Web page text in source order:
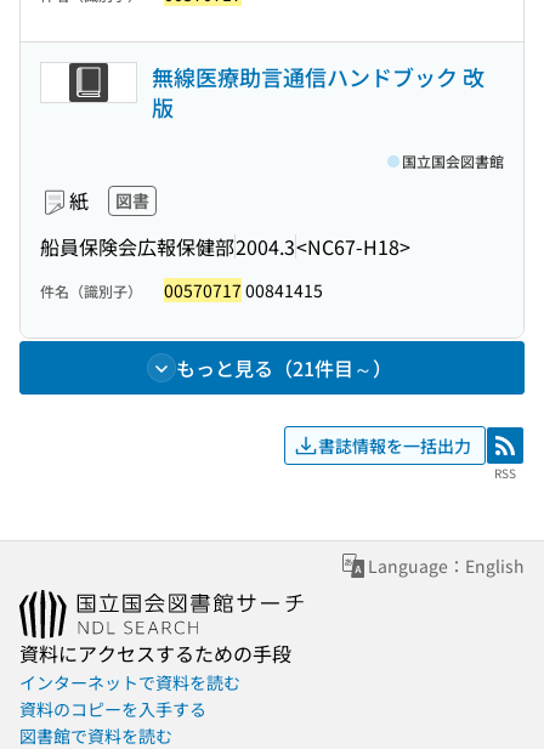
無線医療助言通信ハンドブック 改
版
紙 図書
船員保険会広報保健部2004.3<NC67-H18>
国立国会図書館
件名（識別子） 00570717 00841415
もっと見る（21件目～）
書誌情報を一括出力 RSS
RSS
Language：English
資料にアクセスするための手段
インターネットで資料を読む
資料のコピーを入手する
図書館で資料を読む